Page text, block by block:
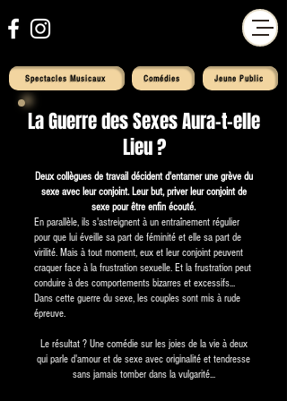
Spectacles Musicaux Comédies Jeune Public
La Guerre des Sexes Aura-t-elle
Lieu ?
Deux collègues de travail décident d'entamer une grève du
sexe avec leur conjoint. Leur but, priver leur conjoint de
sexe pour être enfin écouté.
En parallèle, ils s'astreignent à un entraînement régulier
pour que lui éveille sa part de féminité et elle sa part de
virilité. Mais à tout moment, eux et leur conjoint peuvent
craquer face à la frustration sexuelle. Et la frustration peut
conduire à des comportements bizarres et excessifs...
Dans cette guerre du sexe, les couples sont mis à rude
épreuve.
Le résultat ? Une comédie sur les joies de la vie à deux
qui parle d'amour et de sexe avec originalité et tendresse
sans jamais tomber dans la vulgarité...